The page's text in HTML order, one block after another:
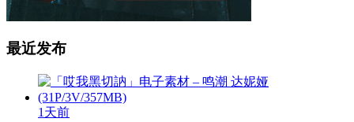
最近发布
1天前